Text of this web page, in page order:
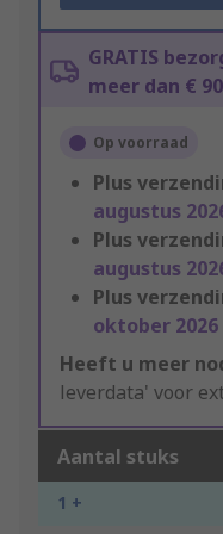
GRATIS
meer dan €
Op voorraad
Plus
augustus
Plus
augustus
Plus
oktober 2026
Heeft u meer
leverdata' voor
Aantal stuks
1 +